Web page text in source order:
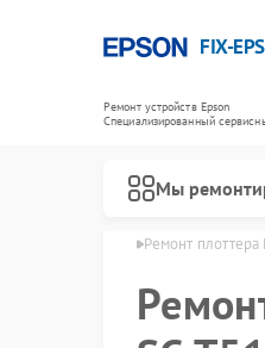
FIX-
Ремонт устройств Epson
Специализированный
Мы
Ремонт плоттера